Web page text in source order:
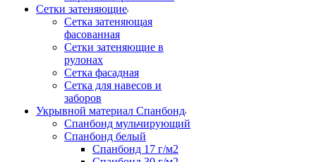
Сетки затеняющие
Сетка затеняющая
фасованная
Сетки затеняющие в
рулонах
Сетка фасадная
Сетка для навесов и
заборов
Укрывной материал Спанбонд
Спанбонд мульчирующий
Спанбонд белый
Спанбонд 17 г/м2